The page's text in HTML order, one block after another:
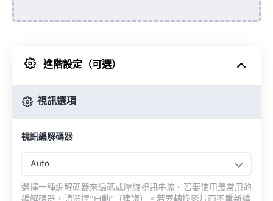
來自 Google 雲端硬碟
進階設定（可選）
視訊選項
視訊編解碼器
Auto
選擇一種編解碼器來編碼或壓縮視訊串流。若要使用最常用的